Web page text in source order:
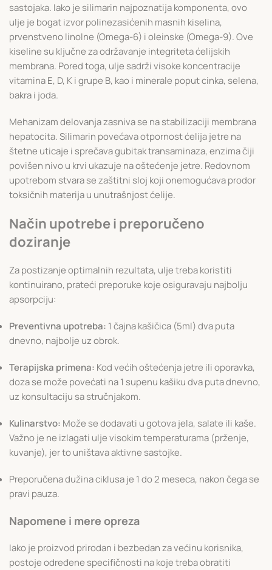
sastojaka. Iako je silimarin najpoznatija komponenta, ovo
ulje je bogat izvor polinezasićenih masnih kiselina,
prvenstveno linolne (Omega-6) i oleinske (Omega-9). Ove
kiseline su ključne za održavanje integriteta ćelijskih
membrana. Pored toga, ulje sadrži visoke koncentracije
vitamina E, D, K i grupe B, kao i minerale poput cinka, selena,
bakra i joda.
Mehanizam delovanja zasniva se na stabilizaciji membrana
hepatocita. Silimarin povećava otpornost ćelija jetre na
štetne uticaje i sprečava gubitak transaminaza, enzima čiji
povišen nivo u krvi ukazuje na oštećenje jetre. Redovnom
upotrebom stvara se zaštitni sloj koji onemogućava prodor
toksičnih materija u unutrašnjost ćelije.
Način upotrebe i preporučeno
doziranje
Za postizanje optimalnih rezultata, ulje treba koristiti
kontinuirano, prateći preporuke koje osiguravaju najbolju
apsorpciju:
Preventivna upotreba: 1 čajna kašičica (5ml) dva puta
dnevno, najbolje uz obrok.
Terapijska primena: Kod većih oštećenja jetre ili oporavka,
doza se može povećati na 1 supenu kašiku dva puta dnevno,
uz konsultaciju sa stručnjakom.
Kulinarstvo: Može se dodavati u gotova jela, salate ili kaše.
Važno je ne izlagati ulje visokim temperaturama (prženje,
kuvanje), jer to uništava aktivne sastojke.
Preporučena dužina ciklusa je 1 do 2 meseca, nakon čega se
pravi pauza.
Napomene i mere opreza
Iako je proizvod prirodan i bezbedan za većinu korisnika,
postoje određene specifičnosti na koje treba obratiti